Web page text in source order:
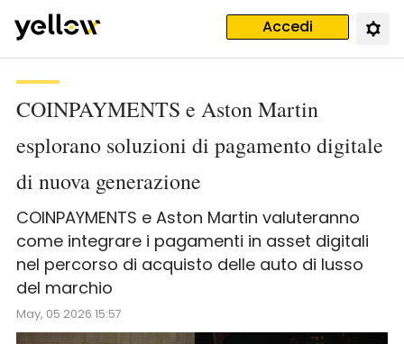
Accedi
COINPAYMENTS e Aston Martin
esplorano soluzioni di pagamento digitale
di nuova generazione
COINPAYMENTS e Aston Martin valuteranno
come integrare i pagamenti in asset digitali
nel percorso di acquisto delle auto di lusso
del marchio
May, 05 2026 15:57